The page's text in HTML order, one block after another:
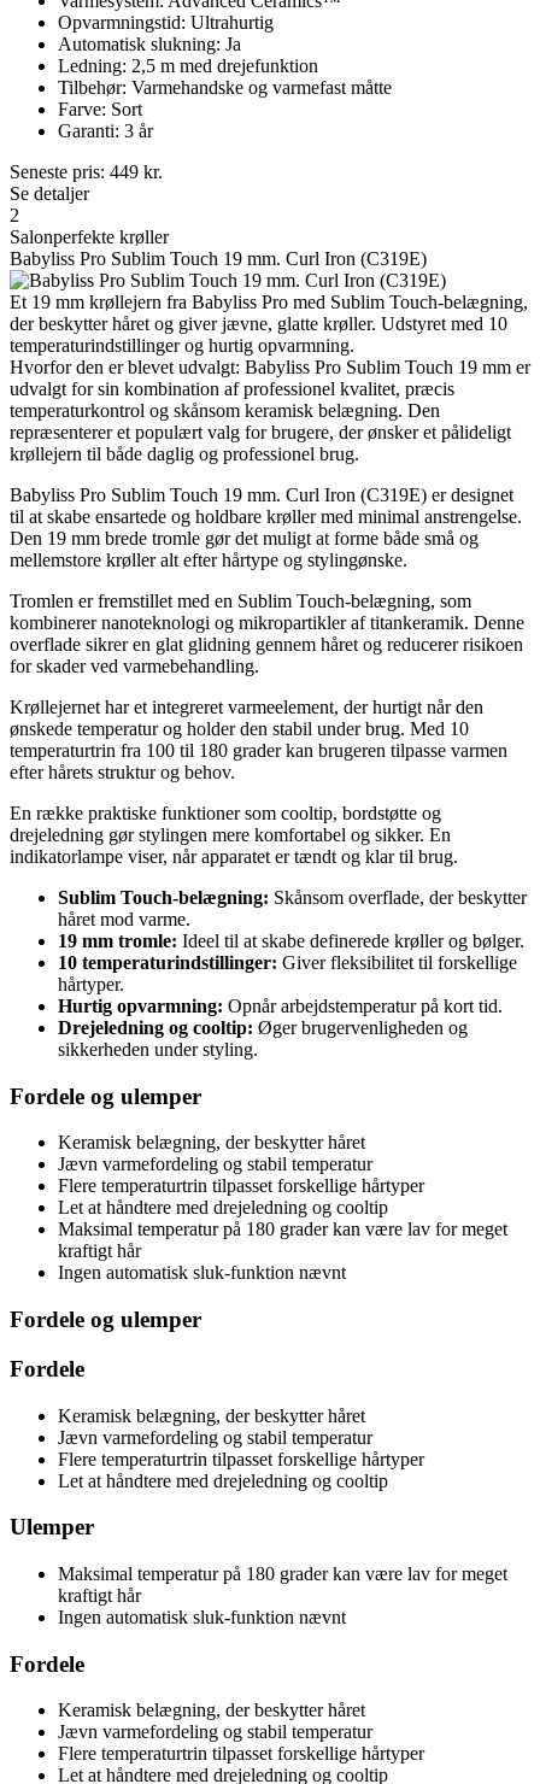
Opvarmningstid: Ultrahurtig
Automatisk slukning: Ja
Ledning: 2,5 m med drejefunktion
Tilbehør: Varmehandske og varmefast måtte
Farve: Sort
Garanti: 3 år
Seneste pris: 449 kr.
Se detaljer
2
Salonperfekte krøller
Babyliss Pro Sublim Touch 19 mm. Curl Iron (C319E)
Et 19 mm krøllejern fra Babyliss Pro med Sublim Touch-belægning,
der beskytter håret og giver jævne, glatte krøller. Udstyret med 10
temperaturindstillinger og hurtig opvarmning.
Hvorfor den er blevet udvalgt: Babyliss Pro Sublim Touch 19 mm er
udvalgt for sin kombination af professionel kvalitet, præcis
temperaturkontrol og skånsom keramisk belægning. Den
repræsenterer et populært valg for brugere, der ønsker et pålideligt
krøllejern til både daglig og professionel brug.
Babyliss Pro Sublim Touch 19 mm. Curl Iron (C319E) er designet
til at skabe ensartede og holdbare krøller med minimal anstrengelse.
Den 19 mm brede tromle gør det muligt at forme både små og
mellemstore krøller alt efter hårtype og stylingønske.
Tromlen er fremstillet med en Sublim Touch-belægning, som
kombinerer nanoteknologi og mikropartikler af titankeramik. Denne
overflade sikrer en glat glidning gennem håret og reducerer risikoen
for skader ved varmebehandling.
Krøllejernet har et integreret varmeelement, der hurtigt når den
ønskede temperatur og holder den stabil under brug. Med 10
temperaturtrin fra 100 til 180 grader kan brugeren tilpasse varmen
efter hårets struktur og behov.
En række praktiske funktioner som cooltip, bordstøtte og
drejeledning gør stylingen mere komfortabel og sikker. En
indikatorlampe viser, når apparatet er tændt og klar til brug.
Sublim Touch-belægning: Skånsom overflade, der beskytter
håret mod varme.
19 mm tromle: Ideel til at skabe definerede krøller og bølger.
10 temperaturindstillinger: Giver fleksibilitet til forskellige
hårtyper.
Hurtig opvarmning: Opnår arbejdstemperatur på kort tid.
Drejeledning og cooltip: Øger brugervenligheden og
sikkerheden under styling.
Fordele og ulemper
Keramisk belægning, der beskytter håret
Jævn varmefordeling og stabil temperatur
Flere temperaturtrin tilpasset forskellige hårtyper
Let at håndtere med drejeledning og cooltip
Maksimal temperatur på 180 grader kan være lav for meget
kraftigt hår
Ingen automatisk sluk-funktion nævnt
Fordele og ulemper
Fordele
Keramisk belægning, der beskytter håret
Jævn varmefordeling og stabil temperatur
Flere temperaturtrin tilpasset forskellige hårtyper
Let at håndtere med drejeledning og cooltip
Ulemper
Maksimal temperatur på 180 grader kan være lav for meget
kraftigt hår
Ingen automatisk sluk-funktion nævnt
Fordele
Keramisk belægning, der beskytter håret
Jævn varmefordeling og stabil temperatur
Flere temperaturtrin tilpasset forskellige hårtyper
Let at håndtere med drejeledning og cooltip